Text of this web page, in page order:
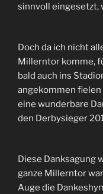
sinnvoll eingesetzt,
Doch da ich nicht
Millerntor komme,
bald auch ins
angekommen
eine wunderbare
den Derbysieger
Diese Danksagung
ganze Millerntor
Auge die